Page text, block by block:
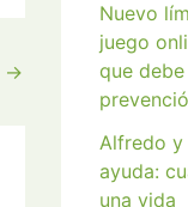
→
:
Nuevo
juego
que
Alfredo
ayuda:
una vida